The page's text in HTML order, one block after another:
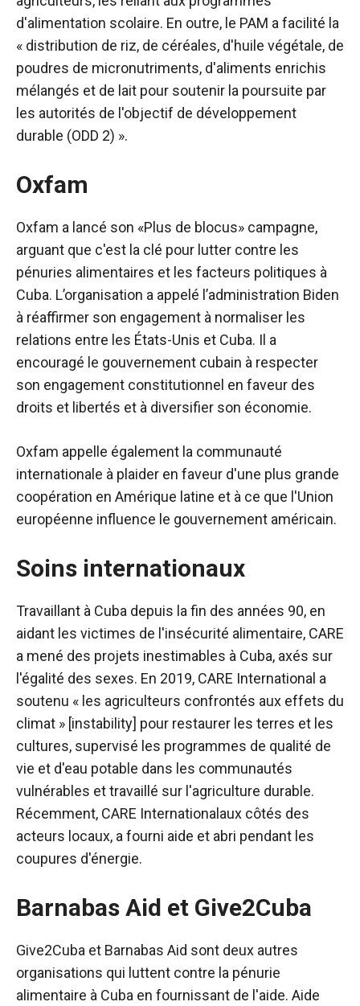
d'alimentation scolaire. En outre, le PAM a facilité la
« distribution de riz, de céréales, d'huile végétale, de
poudres de micronutriments, d'aliments enrichis
mélangés et de lait pour soutenir la poursuite par
les autorités de l'objectif de développement
durable (ODD 2) ».
Oxfam
Oxfam a lancé son «Plus de blocus» campagne,
arguant que c'est la clé pour lutter contre les
pénuries alimentaires et les facteurs politiques à
Cuba. L’organisation a appelé l’administration Biden
à réaffirmer son engagement à normaliser les
relations entre les États-Unis et Cuba. Il a
encouragé le gouvernement cubain à respecter
son engagement constitutionnel en faveur des
droits et libertés et à diversifier son économie.
Oxfam appelle également la communauté
internationale à plaider en faveur d'une plus grande
coopération en Amérique latine et à ce que l'Union
européenne influence le gouvernement américain.
Soins internationaux
Travaillant à Cuba depuis la fin des années 90, en
aidant les victimes de l'insécurité alimentaire, CARE
a mené des projets inestimables à Cuba, axés sur
l'égalité des sexes. En 2019, CARE International a
soutenu « les agriculteurs confrontés aux effets du
climat » [instability] pour restaurer les terres et les
cultures, supervisé les programmes de qualité de
vie et d'eau potable dans les communautés
vulnérables et travaillé sur l'agriculture durable.
Récemment, CARE International aux côtés des
acteurs locaux, a fourni aide et abri pendant les
coupures d'énergie.
Barnabas Aid et Give2Cuba
Give2Cuba et Barnabas Aid sont deux autres
organisations qui luttent contre la pénurie
alimentaire à Cuba en fournissant de l'aide. Aide